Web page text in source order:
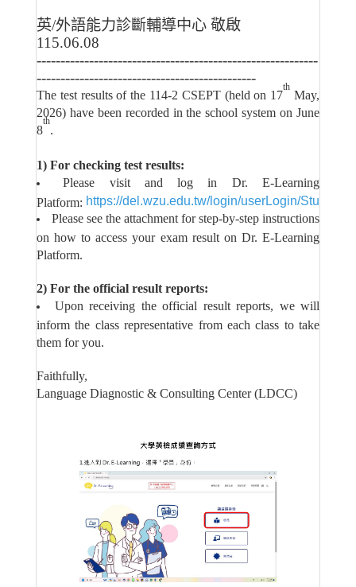
英/外語能力診斷輔導中心 敬啟
115.06.08
-----------------------------------------------------------
----------------------------------------------
The test results of the 114-2 CSEPT (held on 17
th
May,
2026) have been recorded in the school system on June
8
th
.
1) For checking test results:
Please visit and log in Dr. E-Learning
Platform: https://del.wzu.edu.tw/login/userLogin/Student
Please see the attachment for step-by-step instructions
on how to access your exam result on Dr. E-Learning
Platform.
2) For the official result reports:
Upon receiving the official result reports, we will
inform the class representative from each class to take
them for you.
Faithfully,
Language Diagnostic & Consulting Center (LDCC)